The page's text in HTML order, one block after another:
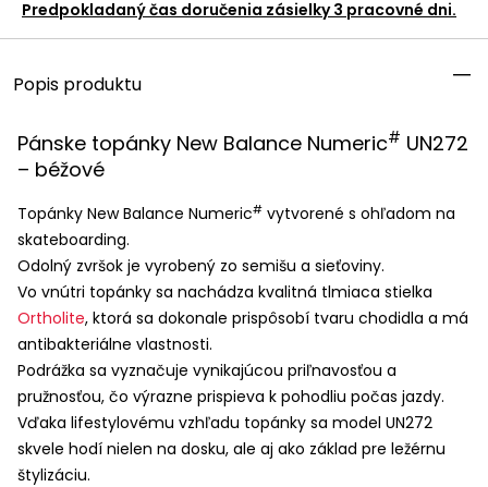
Predpokladaný čas doručenia zásielky 3 pracovné dni.
Popis produktu
Pánske topánky New Balance Numeric# UN272
– béžové
Topánky New Balance Numeric# vytvorené s ohľadom na
skateboarding.
Odolný zvršok je vyrobený zo semišu a sieťoviny.
Vo vnútri topánky sa nachádza kvalitná tlmiaca stielka
Ortholite, ktorá sa dokonale prispôsobí tvaru chodidla a má
antibakteriálne vlastnosti.
Podrážka sa vyznačuje vynikajúcou priľnavosťou a
pružnosťou, čo výrazne prispieva k pohodliu počas jazdy.
Vďaka lifestylovému vzhľadu topánky sa model UN272
skvele hodí nielen na dosku, ale aj ako základ pre ležérnu
štylizáciu.